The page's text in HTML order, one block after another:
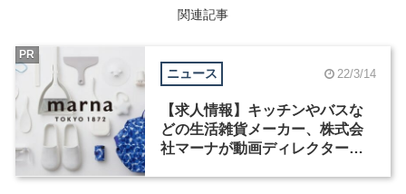
COLUMN
コラム
関連記事
ニュース 22/3/14
【求人情報】キッチンやバスな
どの生活雑貨メーカー、株式会
社マーナが動画ディレクターな
PR